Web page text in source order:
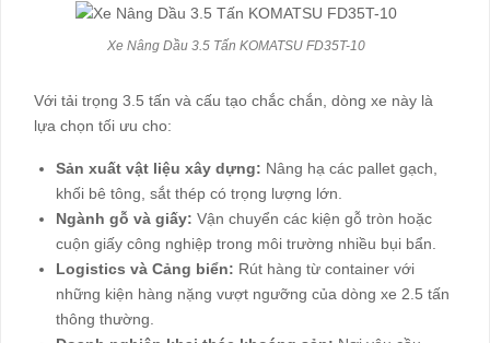
Xe Nâng Dầu 3.5 Tấn KOMATSU FD35T-10
Với tải trọng 3.5 tấn và cấu tạo chắc chắn, dòng xe này là
lựa chọn tối ưu cho:
Sản xuất vật liệu xây dựng: Nâng hạ các pallet gạch,
khối bê tông, sắt thép có trọng lượng lớn.
Ngành gỗ và giấy: Vận chuyển các kiện gỗ tròn hoặc
cuộn giấy công nghiệp trong môi trường nhiều bụi bẩn.
Logistics và Cảng biển: Rút hàng từ container với
những kiện hàng nặng vượt ngưỡng của dòng xe 2.5 tấn
thông thường.